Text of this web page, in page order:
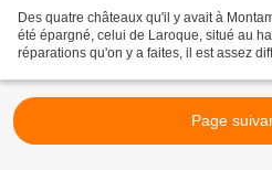
Des quatre châteaux qu'il y avait à
été épargné, celui de Laroque, situé au
réparations qu'on y a faites, il est assez
Page